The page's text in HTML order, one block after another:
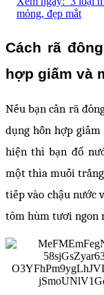
mỏng, đẹp mắt
Cách rã
hợp giấm và
Nếu bạn cần rã
dụng hỗn hợp
hiện thì bạn đổ
một thìa muối trắng
tiếp vào chậu nước
tôm hùm tươi ngon